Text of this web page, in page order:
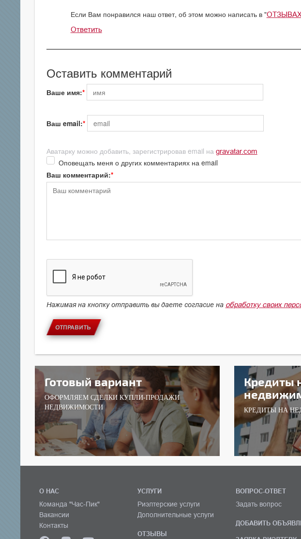
Если Вам понравился наш ответ, об этом можно написать в "
Ответить
Оставить комментарий
Ваше имя:
Ваш email:
Аватарку можно добавить, зарегистрировав email на gravatar.com
Оповещать меня о других комментариях на email
Ваш комментарий:
Нажимая на кнопку отправить вы даете согласие на обработку своих
ОТПРАВИТЬ
Готовый вариант
ОФОРМЛЯЕМ СДЕЛКИ КУПЛИ-ПРОДАЖИ
НЕДВИЖИМОСТИ
Кредиты
КРЕДИТЫ НА
О НАС
Команда "Час-Пик"
Вакансии
Контакты
УСЛУГИ
Риэлтерские услуги
Дополнительные услуги
ОТЗЫВЫ
ВОПРОС-ОТВЕТ
Задать вопрос
ДОБАВИТЬ